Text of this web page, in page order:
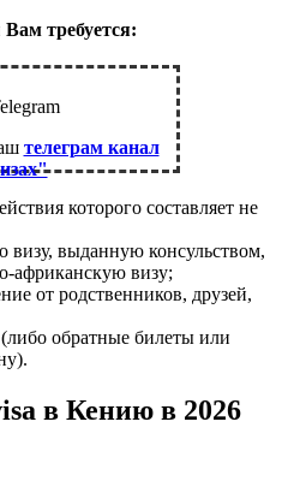
требуется:
телеграм канал
которого составляет не
визу, выданную консульством,
африканскую визу;
от родственников, друзей,
обратные билеты или
в Кению в 2026